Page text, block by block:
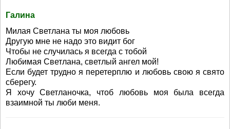
Галина
Милая Светлана ты моя любовь
Другую мне не надо это видит бог
Чтобы не случилась я всегда с тобой
Любимая Светлана, светлый ангел мой!
Если будет трудно я перетерплю и любовь свою я свято
сберегу.
Я хочу Светланочка, чтоб любовь моя была всегда
взаимной ты люби меня.